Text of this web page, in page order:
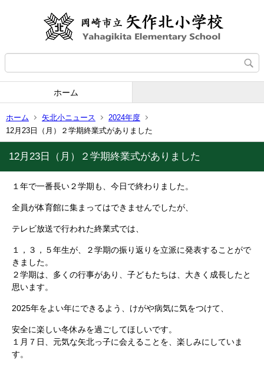
ホーム
ホーム 矢北小ニュース
2024年度
12月23日（月）２学期終業式がありました
12月23日（月）２学期終業式がありました
１年で一番長い２学期も、今日で終わりました。
全員が体育館に集まってはできませんでしたが、
テレビ放送で行われた終業式では、
１，３，５年生が、２学期の振り返りを立派に発表することがで
きました。
２学期は、多くの行事があり、子どもたちは、大きく成長したと
思います。
2025年をよい年にできるよう、けがや病気に気をつけて、
安全に楽しい冬休みを過ごしてほしいです。
１月７日、元気な矢北っ子に会えることを、楽しみにしていま
す。